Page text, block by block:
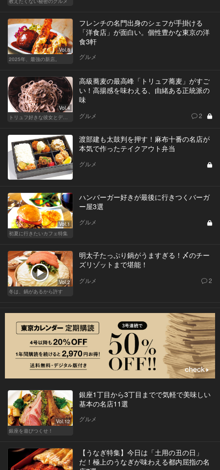
Vol.8
2025年、最強の新店。
フレンチの名門出身のシェフが手掛ける
「洋食店」が面白い。個性豊かな東京の洋
食3軒
グルメ
Vol.4
高級蕎麦の最高峰「トリュフ蕎麦」がすご
い！高揚感を味わえる、由緒ある正統派の
味
グルメ 2
渡部建も太鼓判を押す！麻布十番の名店が
本気で作ったテイクアウト弁当
グルメ
Vol.1
初夏に行きたいカフェ特集
ハンバーガー好きが最後に行きつくバーガ
ー屋3選
グルメ
Vol.2
冬は、鍋があるから許す
明太子たっぷり鍋がうますぎる！〆のチー
ズリゾットまで堪能！
グルメ 2
Vol.12
銀座を遊びつくせ！
銀座1丁目から3丁目までで気軽で美味しい
基本の名店11選
グルメ
【うなぎ特集】今日は「土用の丑の日」
だ！極上のうなぎが味わえる都内屈指の名